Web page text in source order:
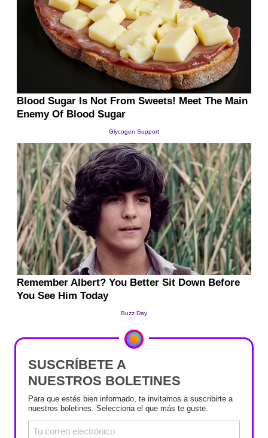
SUSCRÍBETE A
NUESTROS BOLETINES
Para que estés bien informado, te invitamos a suscribirte a
nuestros boletines. Selecciona el que más te guste.